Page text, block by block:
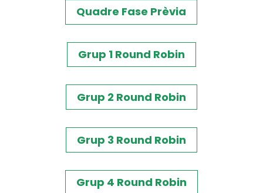
Quadre Fase Prèvia
Grup 1 Round Robin
Grup 2 Round Robin
Grup 3 Round Robin
Grup 4 Round Robin